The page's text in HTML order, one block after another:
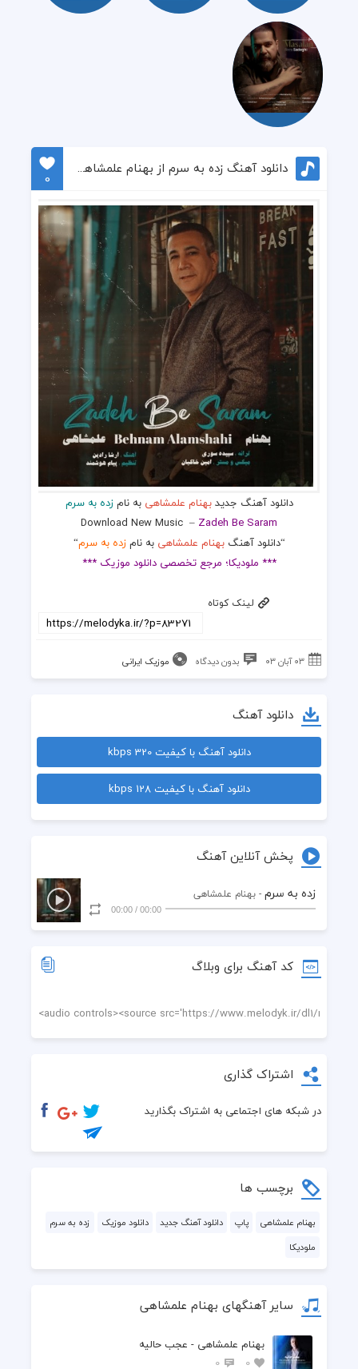
دانلود آهنگ زده به سرم از بهنام علمشاهی
0
دانلود آهنگ جدیدبهنام علمشاهی به نامزده به سرم
Download New Music – Zadeh Be Saram
“دانلود آهنگ بهنام علمشاهی به نامزده به سرم“
*** ملودیکا؛ مرجع تخصصی دانلود موزیک ***
لینک کوتاه
۰۳ آبان ۰۳ بدون دیدگاه موزیک ایرانی
دانلود آهنگ
دانلود آهنگ با کیفیت 320 kbps
دانلود آهنگ با کیفیت 128 kbps
پخش آنلاین آهنگ
زده به سرم - بهنام علمشاهی
00:00
/
00:00
کد آهنگ برای وبلاگ
اشتراک گذاری
در شبکه های اجتماعی به اشتراک بگذارید
برچسب ها
بهنام علمشاهی پاپ دانلود آهنگ جدید دانلود موزیک
زده به سرم
ملودیکا
سایر آهنگهای بهنام علمشاهی
بهنام علمشاهی - عجب حالیه
0
0